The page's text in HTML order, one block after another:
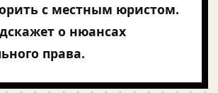
с местным юристом.
о нюансах
права.